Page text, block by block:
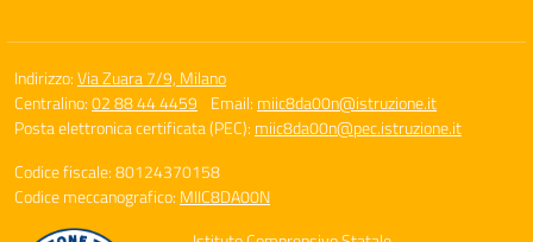
Indirizzo:Via Zuara 7/9, Milano
Centralino:02 88 44 4459 Email: miic8da00n@istruzione.it
Posta elettronica certificata (PEC): miic8da00n@pec.istruzione.it
Codice fiscale: 80124370158
Codice meccanografico: MIIC8DA00N